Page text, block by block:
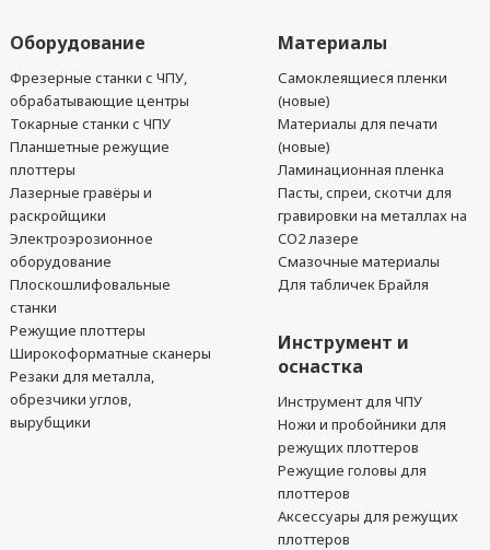
Оборудование
Фрезерные станки с ЧПУ,
обрабатывающие центры
Токарные станки с ЧПУ
Планшетные режущие
плоттеры
Лазерные гравёры и
раскройщики
Электроэрозионное
оборудование
Плоскошлифовальные
станки
Режущие плоттеры
Широкоформатные сканеры
Резаки для металла,
обрезчики углов,
вырубщики
Материалы
Самоклеящиеся пленки
(новые)
Материалы для печати
(новые)
Ламинационная пленка
Пасты, спреи, скотчи для
гравировки на металлах на
CO2 лазере
Смазочные материалы
Для табличек Брайля
Инструмент и
оснастка
Инструмент для ЧПУ
Ножи и пробойники для
режущих плоттеров
Режущие головы для
плоттеров
Аксессуары для режущих
плоттеров